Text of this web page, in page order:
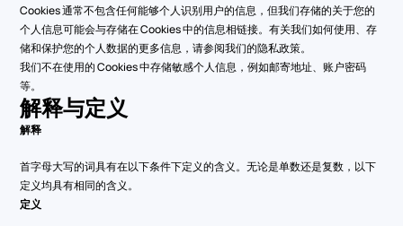
Cookies 通常不包含任何能够个人识别用户的信息，但我们存储的关于您的
个人信息可能会与存储在 Cookies 中的信息相链接。有关我们如何使用、存
储和保护您的个人数据的更多信息，请参阅我们的隐私政策。
我们不在使用的 Cookies 中存储敏感个人信息，例如邮寄地址、账户密码
等。
解释与定义
解释
首字母大写的词具有在以下条件下定义的含义。无论是单数还是复数，以下
定义均具有相同的含义。
定义